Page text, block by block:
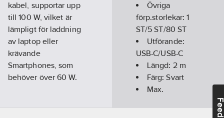
kabel, supportar upp
till 100 W, vilket är
lämpligt för laddning
av laptop eller
krävande
Smartphones, som
behöver över 60 W.
Övriga
förp.storlekar:1
ST/5 ST/80 ST
Utförande:
USB-C/USB-C
Längd: 2m
Färg:Svart
Max.